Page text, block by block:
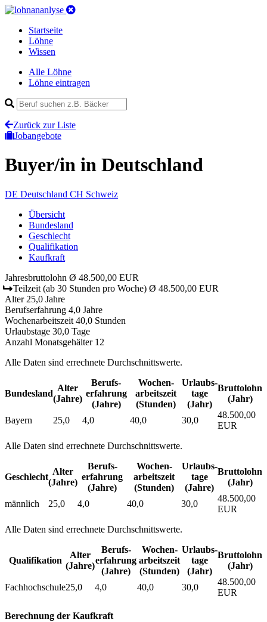
Startseite
Löhne
Wissen
Alle Löhne
Löhne eintragen
Zurück zur Liste
Jobangebote
Buyer/in in Deutschland
DE Deutschland CH Schweiz
Übersicht
Bundesland
Geschlecht
Qualifikation
Kaufkraft
Jahresbruttolohn Ø 48.500,00 EUR
Teilzeit (ab 30 Stunden pro Woche) Ø 48.500,00 EUR
Alter 25,0 Jahre
Berufserfahrung 4,0 Jahre
Wochenarbeitszeit 40,0 Stunden
Urlaubstage 30,0 Tage
Anzahl Monatsgehälter 12
Alle Daten sind errechnete Durchschnittswerte.
Bundesland
Alter
(Jahre)
Berufs­
erfahrung
(Jahre)
Wochen­
arbeitszeit
(Stunden)
Urlaubs­
tage
(Jahr)
Bruttolohn
(Jahr)
Bayern 25,0 4,0 40,0 30,0
48.500,00
EUR
Alle Daten sind errechnete Durchschnittswerte.
Geschlecht
Alter
(Jahre)
Berufs­
erfahrung
(Jahre)
Wochen­
arbeitszeit
(Stunden)
Urlaubs­
tage
(Jahre)
Bruttolohn
(Jahr)
männlich 25,0 4,0 40,0 30,0
48.500,00
EUR
Alle Daten sind errechnete Durchschnittswerte.
Qualifikation
Alter
(Jahre)
Berufs­
erfahrung
(Jahre)
Wochen­
arbeitszeit
(Stunden)
Urlaubs­
tage
(Jahr)
Bruttolohn
(Jahr)
Fachhochschule25,0 4,0 40,0 30,0
48.500,00
EUR
Berechnung der Kaufkraft